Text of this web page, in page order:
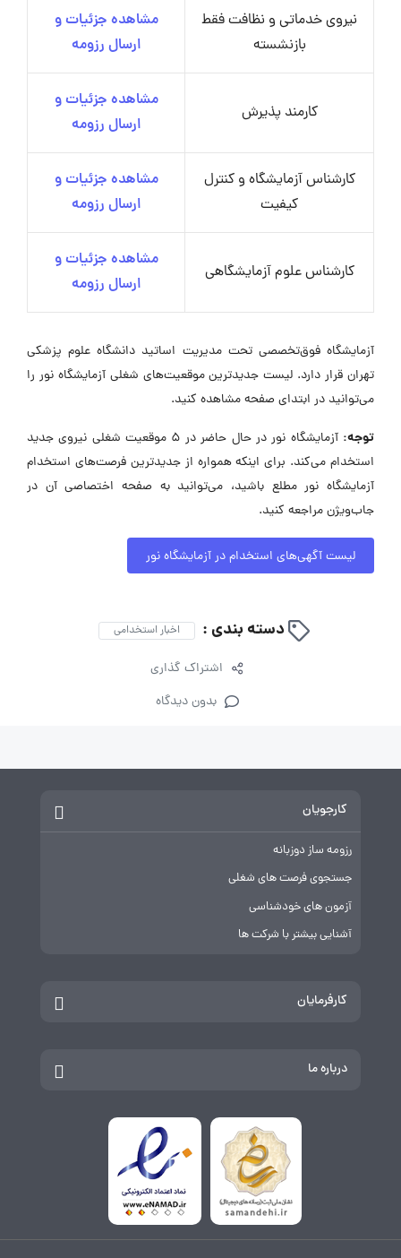
نیروی خدماتی و نظافت فقط
بازنشسته
مشاهده جزئیات و
ارسال رزومه
کارمند پذیرش
مشاهده جزئیات و
ارسال رزومه
کارشناس آزمایشگاه و کنترل
کیفیت
مشاهده جزئیات و
ارسال رزومه
کارشناس علوم آزمایشگاهی
مشاهده جزئیات و
ارسال رزومه
آزمایشگاه فوق‌تخصصی تحت مدیریت اساتید دانشگاه علوم پزشکی
تهران قرار دارد. لیست جدیدترین موقعیت‌های شغلی آزمایشگاه نور را
می‌توانید در ابتدای صفحه مشاهده کنید.
توجه:
آزمایشگاه نور در حال حاضر در ۵ موقعیت شغلی نیروی جدید
استخدام می‌کند. برای اینکه همواره از جدیدترین فرصت‌های استخدام
آزمایشگاه نور مطلع باشید، می‌توانید به صفحه اختصاصی آن در
جاب‌ویژن مراجعه کنید.
لیست آگهی‌های استخدام در آزمایشگاه نور
دسته بندی : اخبار استخدامی
اشتراک گذاری
بدون دیدگاه
کارجویان
رزومه ساز دوزبانه
جستجوی فرصت های شغلی
آزمون های خودشناسی
آشنایی بیشتر با شرکت ها
کارفرمایان
درباره ما